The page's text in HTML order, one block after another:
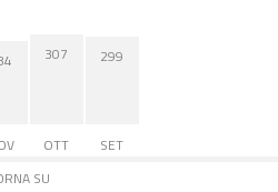
307
OTT
299
SET
SU